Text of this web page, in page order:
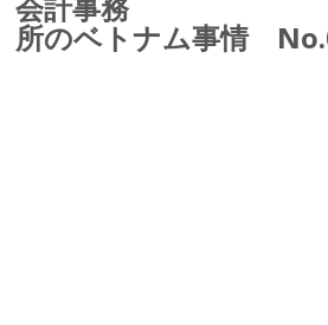
所のベトナム事情